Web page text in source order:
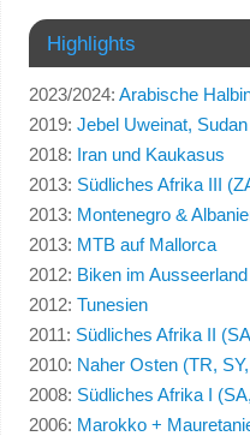
Highlights
2023/2024: Arabische
2019: Jebel Uweinat, Sudan
2018: Iran und Kaukasus
2013: Südliches Afrika III
2013: Montenegro &
2013: MTB auf Mallorca
2012: Biken im Ausseerland
2012: Tunesien
2011: Südliches Afrika II
2010: Naher Osten (TR,
2008: Südliches Afrika I
2006: Marokko +